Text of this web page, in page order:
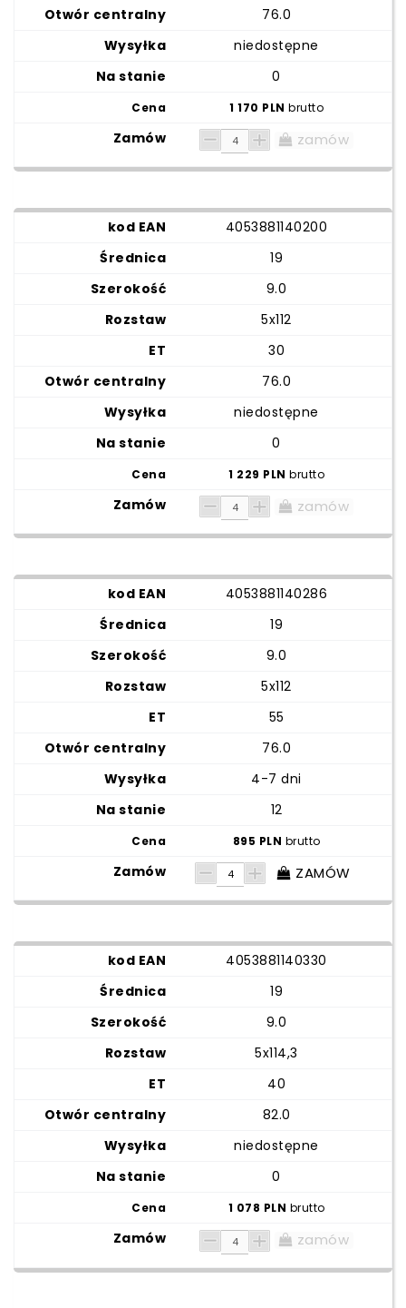
76.0
niedostępne
0
1 170 PLNbrutto
zamów
4053881140200
19
9.0
5x112
30
76.0
niedostępne
0
1 229 PLNbrutto
zamów
4053881140286
19
9.0
5x112
55
76.0
4-7 dni
12
895 PLN brutto
ZAMÓW
4053881140330
19
9.0
5x114,3
40
82.0
niedostępne
0
1 078 PLN brutto
zamów